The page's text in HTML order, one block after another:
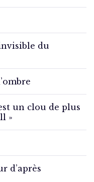
du
un clou de plus
»
d’après